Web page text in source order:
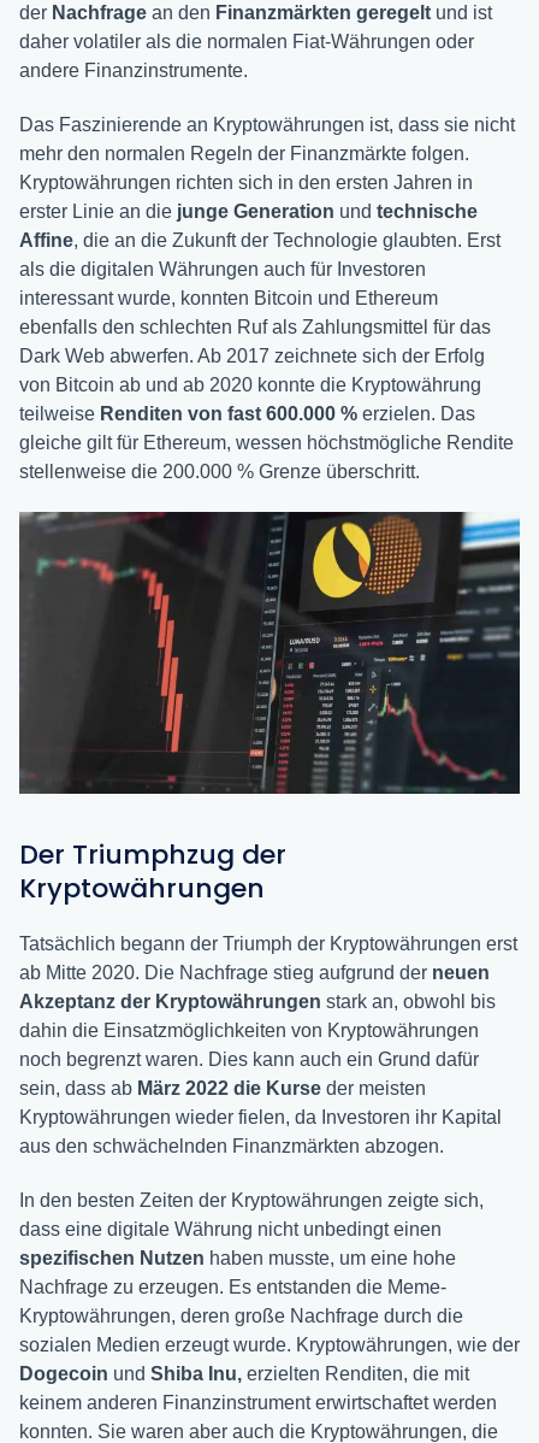
der Nachfrage an den Finanzmärkten geregelt und ist
daher volatiler als die normalen Fiat-Währungen oder
andere Finanzinstrumente.
Das Faszinierende an Kryptowährungen ist, dass sie nicht
mehr den normalen Regeln der Finanzmärkte folgen.
Kryptowährungen richten sich in den ersten Jahren in
erster Linie an die junge Generation und technische
Affine, die an die Zukunft der Technologie glaubten. Erst
als die digitalen Währungen auch für Investoren
interessant wurde, konnten Bitcoin und Ethereum
ebenfalls den schlechten Ruf als Zahlungsmittel für das
Dark Web abwerfen. Ab 2017 zeichnete sich der Erfolg
von Bitcoin ab und ab 2020 konnte die Kryptowährung
teilweise Renditen von fast 600.000 % erzielen. Das
gleiche gilt für Ethereum, wessen höchstmögliche Rendite
stellenweise die 200.000 % Grenze überschritt.
Der Triumphzug der
Kryptowährungen
Tatsächlich begann der Triumph der Kryptowährungen erst
ab Mitte 2020. Die Nachfrage stieg aufgrund der neuen
Akzeptanz der Kryptowährungen stark an, obwohl bis
dahin die Einsatzmöglichkeiten von Kryptowährungen
noch begrenzt waren. Dies kann auch ein Grund dafür
sein, dass ab März 2022 die Kurse der meisten
Kryptowährungen wieder fielen, da Investoren ihr Kapital
aus den schwächelnden Finanzmärkten abzogen.
In den besten Zeiten der Kryptowährungen zeigte sich,
dass eine digitale Währung nicht unbedingt einen
spezifischen Nutzen haben musste, um eine hohe
Nachfrage zu erzeugen. Es entstanden die Meme-
Kryptowährungen, deren große Nachfrage durch die
sozialen Medien erzeugt wurde. Kryptowährungen, wie der
Dogecoin und Shiba Inu, erzielten Renditen, die mit
keinem anderen Finanzinstrument erwirtschaftet werden
konnten. Sie waren aber auch die Kryptowährungen, die